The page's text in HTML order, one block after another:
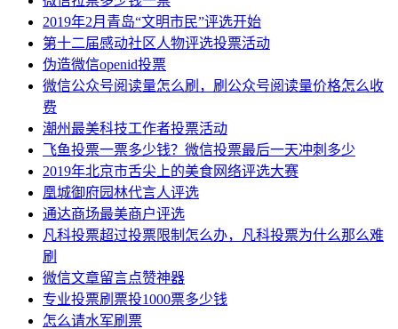
2019年2月青岛“文明市民”评选开始
第十二届感动社区人物评选投票活动
伪造微信openid投票
微信公众号阅读量怎么刷，刷公众号阅读量价格怎么收
费
潮州最美科技工作者投票活动
飞鱼投票一票多少钱？微信投票最后一天冲刺多少
2019年北京市舌尖上的美食网络评选大赛
凰城御府园林代言人评选
通达商场最美商户评选
凡科投票超过投票限制怎么办，凡科投票为什么那么难
刷
微信文章留言点赞神器
专业投票刷票投1000票多少钱
怎么请水军刷票